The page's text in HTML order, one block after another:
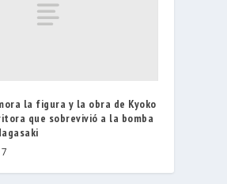
la figura y la obra de Kyoko
que sobrevivió a la bomba